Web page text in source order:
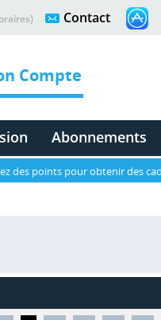
Contact
Compte
Abonnements
des points pour obtenir des